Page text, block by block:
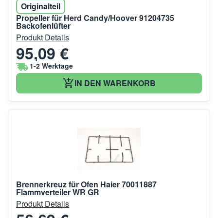
Originalteil
Propeller für Herd Candy/Hoover 91204735
Backofenlüfter
Produkt Details
95,09 €
1-2 Werktage
IN DEN WARENKORB
Brennerkreuz für Ofen Haier 70011887
Flammverteiler WR GR
Produkt Details